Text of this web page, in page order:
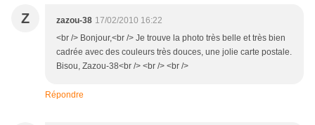
Z zazou-38 17/02/2010 16:22
<br /> Bonjour,<br /> Je trouve la photo très belle et très bien
cadrée avec des couleurs très douces, une jolie carte postale.
Bisou, Zazou-38<br /> <br /> <br />
Répondre